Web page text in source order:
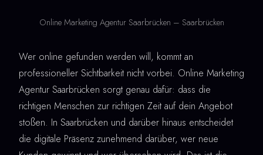
Online Marketing Agentur Saarbrücken – Saarbrücken
Wer online gefunden werden will, kommt an
professioneller Sichtbarkeit nicht vorbei. Online Marketing
Agentur Saarbrücken sorgt genau dafür: dass die
richtigen Menschen zur richtigen Zeit auf dein Angebot
stoßen. In Saarbrücken und darüber hinaus entscheidet
die digitale Präsenz zunehmend darüber, wer neue